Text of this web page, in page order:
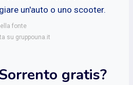
un'auto o uno scooter.
fonte
su gruppouna.it
gratis?